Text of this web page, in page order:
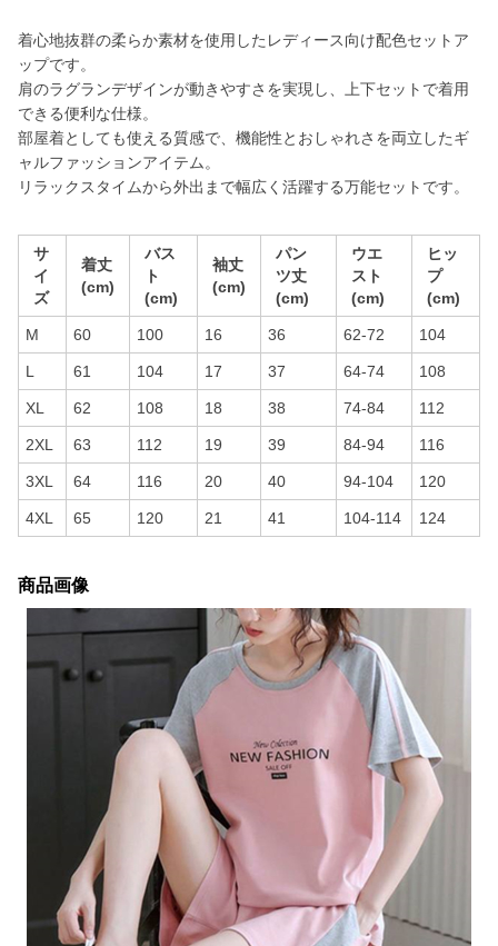
着心地抜群の柔らか素材を使用したレディース向け配色セットア
ップです。
肩のラグランデザインが動きやすさを実現し、上下セットで着用
できる便利な仕様。
部屋着としても使える質感で、機能性とおしゃれさを両立したギ
ャルファッションアイテム。
リラックスタイムから外出まで幅広く活躍する万能セットです。
サ
イ
ズ
着丈
(cm)
バス
ト
(cm)
袖丈
(cm)
パン
ツ丈
(cm)
ウエ
スト
(cm)
ヒッ
プ
(cm)
M 60 100 16 36 62-72 104
L 61 104 17 37 64-74 108
XL 62 108 18 38 74-84 112
2XL 63 112 19 39 84-94 116
3XL 64 116 20 40 94-104 120
4XL 65 120 21 41 104-114 124
商品画像